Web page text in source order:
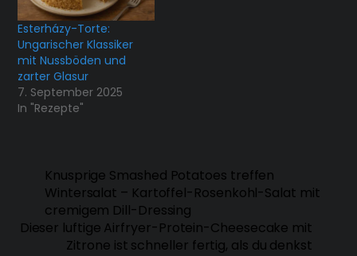
Esterházy-Torte:
Ungarischer Klassiker
mit Nussböden und
zarter Glasur
7. September 2025
In "Rezepte"
Knusprige Smashed Potatoes treffen
Wintersalat – Kartoffel-Rosenkohl-Salat mit
cremigem Dill-Dressing
Dieser luftige Airfryer-Protein-Cheesecake mit
Zitrone ist schneller fertig, als du denkst